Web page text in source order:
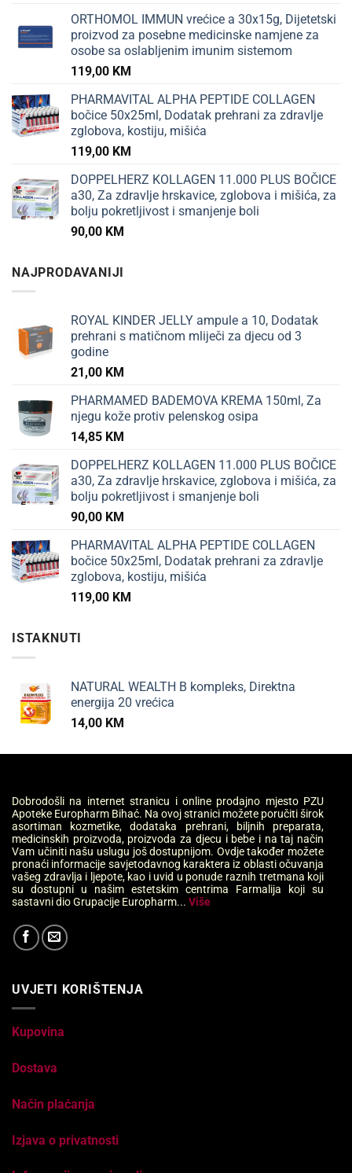
ORTHOMOL IMMUN vrećice a 30x15g, Dijetetski
proizvod za posebne medicinske namjene za
osobe sa oslabljenim imunim sistemom
119,00 KM
PHARMAVITAL ALPHA PEPTIDE COLLAGEN
bočice 50x25ml, Dodatak prehrani za zdravlje
zglobova, kostiju, mišića
119,00 KM
DOPPELHERZ KOLLAGEN 11.000 PLUS BOČICE
a30, Za zdravlje hrskavice, zglobova i mišića, za
bolju pokretljivost i smanjenje boli
90,00 KM
NAJPRODAVANIJI
ROYAL KINDER JELLY ampule a 10, Dodatak
prehrani s matičnom mliječi za djecu od 3
godine
21,00 KM
PHARMAMED BADEMOVA KREMA 150ml, Za
njegu kože protiv pelenskog osipa
14,85 KM
DOPPELHERZ KOLLAGEN 11.000 PLUS BOČICE
a30, Za zdravlje hrskavice, zglobova i mišića, za
bolju pokretljivost i smanjenje boli
90,00 KM
PHARMAVITAL ALPHA PEPTIDE COLLAGEN
bočice 50x25ml, Dodatak prehrani za zdravlje
zglobova, kostiju, mišića
119,00 KM
ISTAKNUTI
NATURAL WEALTH B kompleks, Direktna
energija 20 vrećica
14,00 KM
Dobrodošli na internet stranicu i online prodajno mjesto PZU
Apoteke Europharm Bihać. Na ovoj stranici možete poručiti širok
asortiman kozmetike, dodataka prehrani, biljnih preparata,
medicinskih proizvoda, proizvoda za djecu i bebe i na taj način
Vam učiniti našu uslugu još dostupnijom. Ovdje također možete
pronaći informacije savjetodavnog karaktera iz oblasti očuvanja
vašeg zdravlja i ljepote, kao i uvid u ponude raznih tretmana koji
su dostupni u našim estetskim centrima Farmalija koji su
sastavni dio Grupacije Europharm... Više
UVJETI KORIŠTENJA
Kupovina
Dostava
Način plaćanja
Izjava o privatnosti